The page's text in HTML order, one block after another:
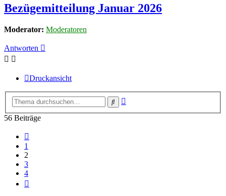
Bezügemitteilung Januar 2026
Moderator: Moderatoren
Antworten
Druckansicht
Suche
56 Beiträge
1
2
3
4